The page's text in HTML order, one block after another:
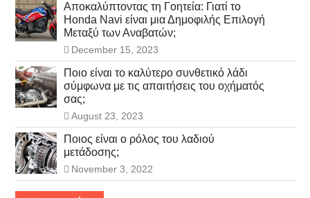
Αποκαλύπτοντας τη Γοητεία: Γιατί το
Honda Navi είναι μια Δημοφιλής Επιλογή
Μεταξύ των Αναβατών;
December 15, 2023
Ποιο είναι το καλύτερο συνθετικό λάδι
σύμφωνα με τις απαιτήσεις του οχήματός
σας;
August 23, 2023
Ποιος είναι ο ρόλος του λαδιού
μετάδοσης;
November 3, 2022